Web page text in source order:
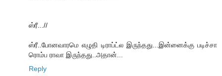
ஸ்ரீ...//
ஸ்ரீ..போனவாரமெ எழுதி டிராப்ட்ல இருந்தது...இன்னைக்கு படிச்சா
ரொம்ப ராவா இருந்தது..அதான்...
Reply